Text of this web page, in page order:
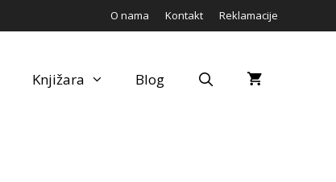
O nama Kontakt Reklamacije
Knjižara Blog